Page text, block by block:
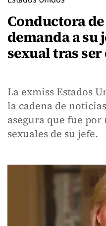
Conductora de
demanda a su
sexual tras
La exmiss Estados
la cadena de
asegura que fue
sexuales de su jefe.